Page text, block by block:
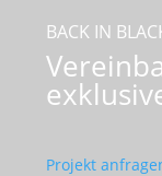
BACK IN
Projekt